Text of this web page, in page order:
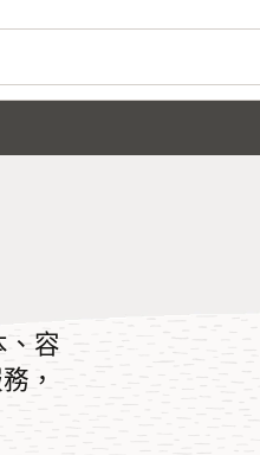
、容
，